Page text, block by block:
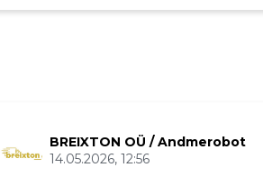
BREIXTON OÜ / Andmerobot
14.05.2026, 12:56